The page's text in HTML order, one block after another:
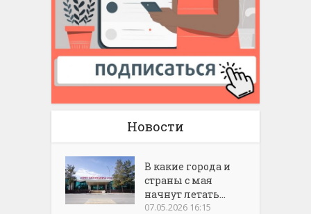
Новости
В какие города и
страны с мая
начнут летать...
07.05.2026 16:15